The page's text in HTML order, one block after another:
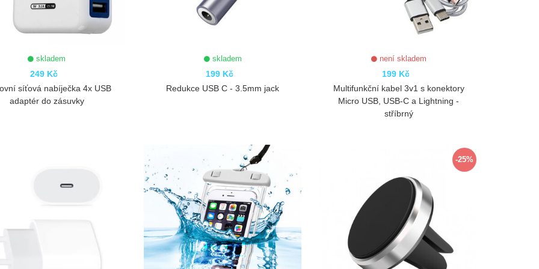
skladem
249 Kč
síťová nabíječka 4x USB
adaptér do zásuvky
skladem
199 Kč
Redukce USB C - 3.5mm jack
není skladem
199 Kč
Multifunkční kabel 3v1 s konektory
Micro USB, USB-C a Lightning -
stříbrný
-25%